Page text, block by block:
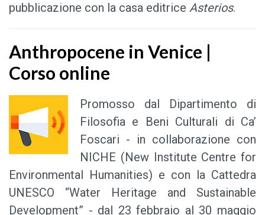
pubblicazione con la casa editrice Asterios.
Anthropocene in Venice |
Corso online
Promosso dal Dipartimento di
Filosofia e Beni Culturali di Ca’
Foscari - in collaborazione con
NICHE (New Institute Centre for
Environmental Humanities) e con la Cattedra
UNESCO “Water Heritage and Sustainable
Development” - dal 23 febbraio al 30 maggio